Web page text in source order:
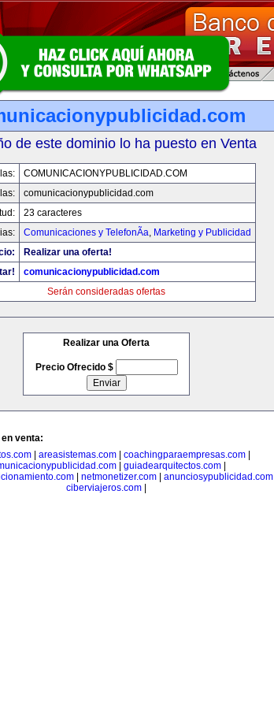
de este dominio lo ha puesto en Venta
COMUNICACIONYPUBLICIDAD.COM
comunicacionypublicidad.com
23 caracteres
Comunicaciones y TelefonÃ­a, Marketing y Publicidad
Realizar una oferta!
comunicacionypublicidad.com
Serán consideradas ofertas
Realizar una Oferta
Precio Ofrecido $
venta:
areasistemas.com coachingparaempresas.com
guiadearquitectos.com
| netmonetizer.com| anunciosypublicidad.com|
ciberviajeros.com